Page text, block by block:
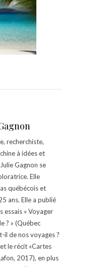
recherchiste,
à idées et
Gagnon se
Elle
québécois et
ans. Elle a publié
essais « Voyager
? » (Québec
il de nos voyages ?
le récit «Cartes
2017), en plus